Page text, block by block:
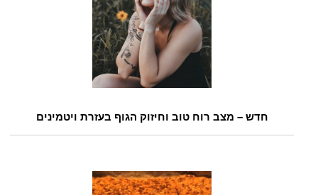
חדש – מצב רוח טוב וחיזוק הגוף בעזרת ויטמינים